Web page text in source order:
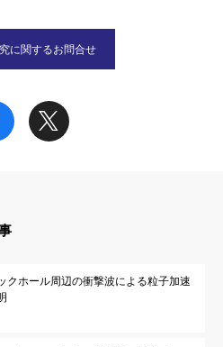
ーザー駆動キャパシター・コイル」
直径3mmの小さな二枚の円盤と
に関するお問合せ
クホール周辺の衝撃波による粒子加速